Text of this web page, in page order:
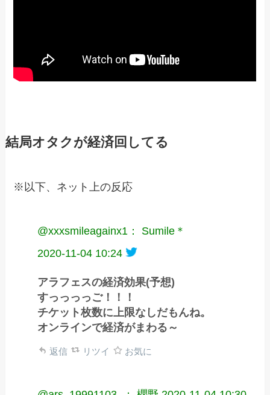
結局オタクが経済回してる
※以下、ネット上の反応
@xxxsmileagainx1： Sumile＊
2020-11-04 10:24
アラフェスの経済効果(予想)
すっっっっご！！！
チケット枚数に上限なしだもんね。
オンラインで経済がまわる～
返信 リツイ お気に